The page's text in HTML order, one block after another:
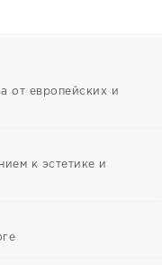
от европейских и
к эстетике и